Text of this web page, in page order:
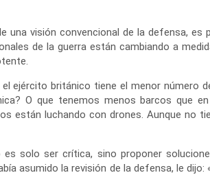
una visión convencional de la defensa, es
de la guerra están cambiando a
ejército británico tiene el menor número
O que tenemos menos barcos que
están luchando con drones. Aunque no
solo ser crítica, sino proponer
asumido la revisión de la defensa, le